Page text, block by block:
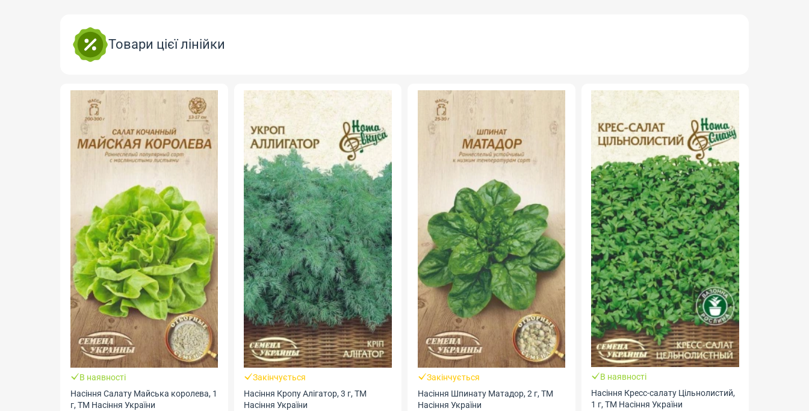
Товари цієї лінійки
В наявності
Насіння Салату Майська королева, 1
г, ТМ Насіння України
Закінчується
Насіння Кропу Алігатор, 3 г, ТМ
Насіння України
Закінчується
Насіння Шпинату Матадор, 2 г, ТМ
Насіння України
В наявності
Насіння Кресс-салату Цільнолистий,
1 г, ТМ Насіння України